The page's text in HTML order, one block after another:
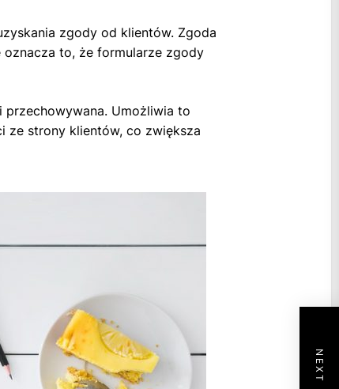
zgody od klientów. Zgoda
to, że formularze zgody
Umożliwia to
ze strony klientów, co zwiększa